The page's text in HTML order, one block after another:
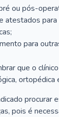
ou pós-
atestados para
para
que o
ortopédica
procurar
pois é